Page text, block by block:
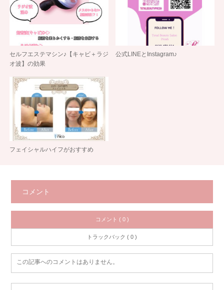
セルフエステマシン♪【キャビ＋ラジ
オ波】の効果
公式LINEとInstagram♪
フェイシャルハイフがおすすめ
コメント
コメント ( 0 )
トラックバック ( 0 )
この記事へのコメントはありません。